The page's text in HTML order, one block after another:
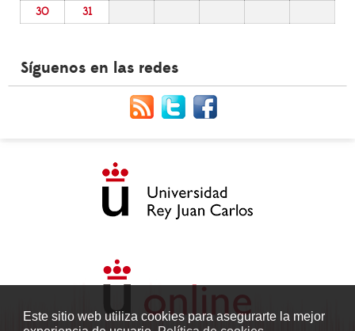
Este sitio web utiliza cookies para asegurarte la mejor
30
31
Síguenos en las redes